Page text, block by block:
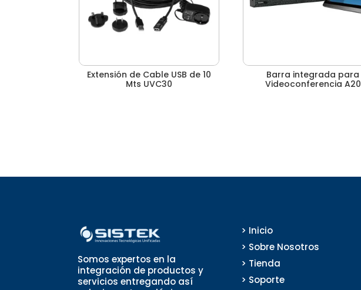
Extensión de Cable USB de 10
Mts UVC30
Barra integrada para
Videoconferencia A20
Somos expertos en la
integración de productos y
servicios entregando así
> Inicio
> Sobre Nosotros
> Tienda
> Soporte